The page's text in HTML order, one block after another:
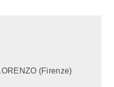
(Firenze)